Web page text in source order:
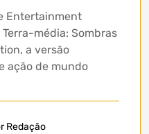
Entertainment
média: Sombras
a versão
ação de mundo
Redação